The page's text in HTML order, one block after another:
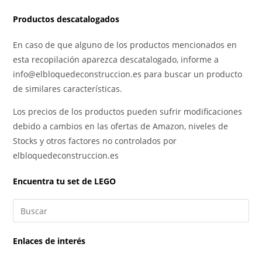
Productos descatalogados
En caso de que alguno de los productos mencionados en
esta recopilación aparezca descatalogado, informe a
info@elbloquedeconstruccion.es para buscar un producto
de similares características.
Los precios de los productos pueden sufrir modificaciones
debido a cambios en las ofertas de Amazon, niveles de
Stocks y otros factores no controlados por
elbloquedeconstruccion.es
Encuentra tu set de LEGO
Enlaces de interés